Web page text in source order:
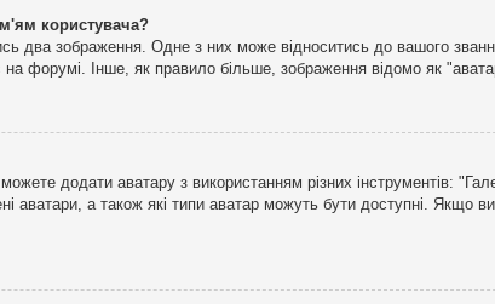
користувача?
два зображення. Одне з них може відноситись до вашого
форумі. Інше, як правило більше, зображення відомо як
додати аватару з використанням різних інструментів:
аватари, а також які типи аватар можуть бути доступні. Якщо